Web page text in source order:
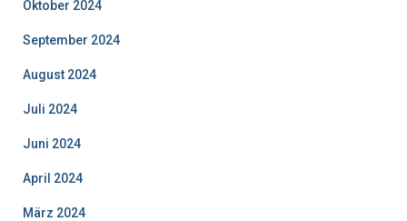
Oktober 2024
September 2024
August 2024
Juli 2024
Juni 2024
April 2024
März 2024